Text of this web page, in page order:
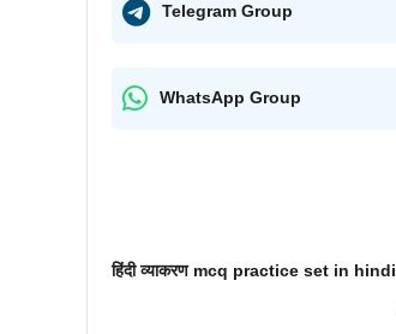
Telegram Group
WhatsApp Group
हिंदी व्याकरण mcq practice set in hindi